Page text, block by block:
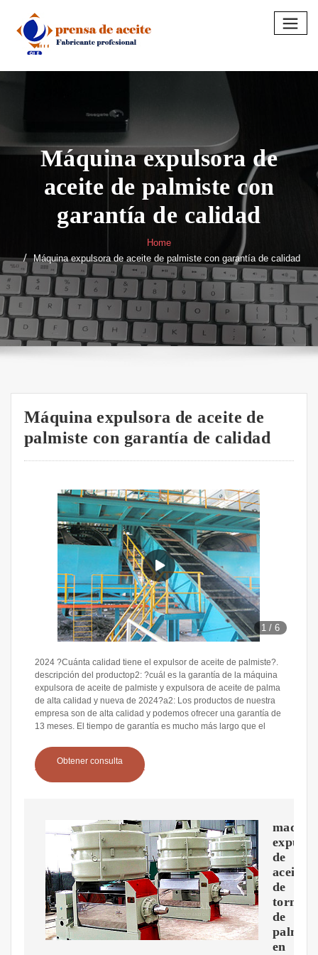
content
Máquina expulsora de
aceite de palmiste con
garantía de calidad
Home
Máquina expulsora de aceite de palmiste con garantía de calidad
Máquina expulsora de aceite de
palmiste con garantía de calidad
1 /6
2024 ?Cuánta calidad tiene el expulsor de aceite de palmiste?.
descripción del productop2: ?cuál es la garantía de la máquina
expulsora de aceite de palmiste y expulsora de aceite de palma
de alta calidad y nueva de 2024?a2: Los productos de nuestra
empresa son de alta calidad y podemos ofrecer una garantía de
13 meses. El tiempo de garantía es mucho más largo que el
Obtener consulta
de
aceite
de
tornillo
de
en